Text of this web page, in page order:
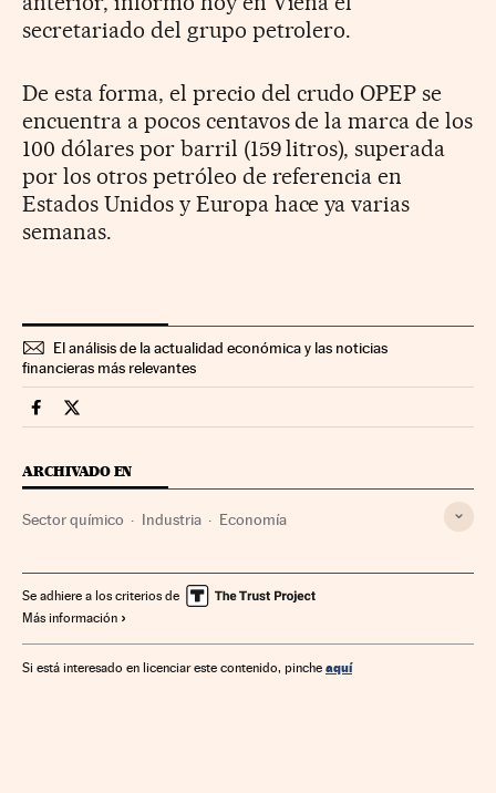
secretariado del grupo petrolero.
De esta forma, el precio del crudo OPEP se
encuentra a pocos centavos de la marca de los
100 dólares por barril (159 litros), superada
por los otros petróleo de referencia en
Estados Unidos y Europa hace ya varias
semanas.
El análisis de la actualidad económica y las noticias
financieras más relevantes
Economia Cinco Días en Facebook
Economia Cinco Días en Twitter
ARCHIVADO EN
Sector químico Industria Economía
Se adhiere a los criterios de
Más información
Si está interesado en licenciar este contenido, pinche aquí